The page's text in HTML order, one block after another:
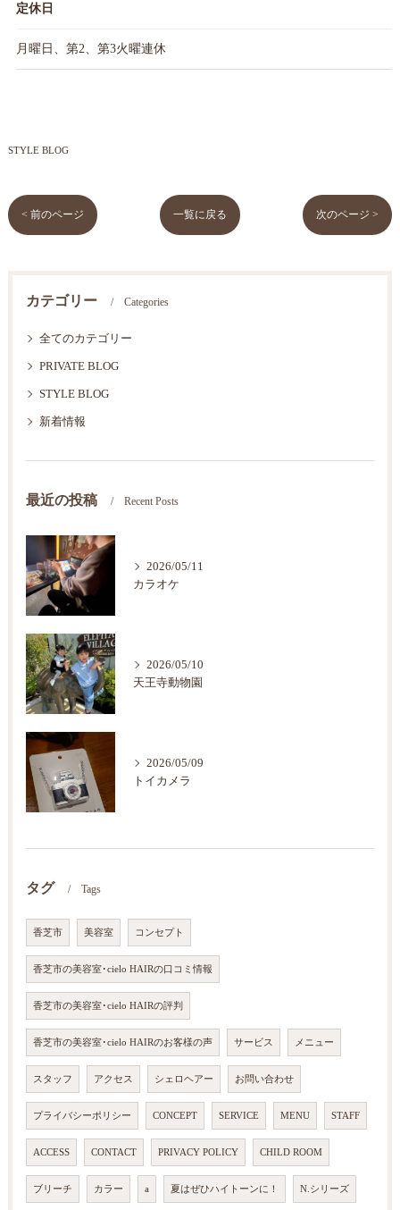
定休日
月曜日、第2、第3火曜連休
STYLE BLOG
< 前のページ 一覧に戻る 次のページ >
カテゴリー Categories
全てのカテゴリー
PRIVATE BLOG
STYLE BLOG
新着情報
最近の投稿 Recent Posts
2026/05/11
カラオケ
2026/05/10
天王寺動物園
2026/05/09
トイカメラ
タグ Tags
香芝市 美容室 コンセプト
香芝市の美容室･cielo HAIRの口コミ情報
香芝市の美容室･cielo HAIRの評判
香芝市の美容室･cielo HAIRのお客様の声 サービス メニュー
スタッフ アクセス シェロヘアー お問い合わせ
プライバシーポリシー CONCEPT SERVICE MENU STAFF
ACCESS CONTACT PRIVACY POLICY CHILD ROOM
ブリーチ カラー a 夏はぜひハイトーンに！ N.シリーズ